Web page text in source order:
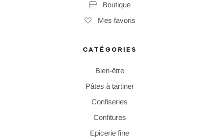
Boutique
Mes favoris
CATÉGORIES
Bien-être
Pâtes à tartiner
Confiseries
Confitures
Epicerie fine